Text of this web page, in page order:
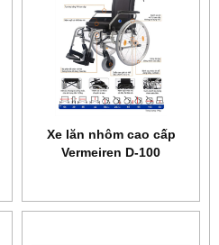
Xe lăn nhôm cao cấp
Vermeiren D-100